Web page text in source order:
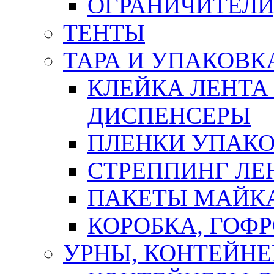
ТЕНТЫ
ТАРА И
КЛЕЙКА
ДИСПЕНСЕРЫ
ПЛЕНКИ
СТРЕППИНГ
ПАКЕТЫ
КОРОБКА,
УРНЫ,